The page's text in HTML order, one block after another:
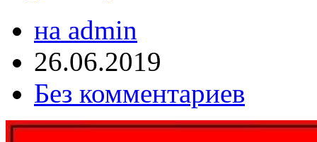
на admin
26.06.2019
Без комментариев